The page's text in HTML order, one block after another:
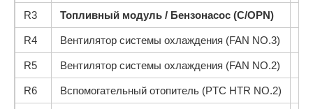
R3 Топливный модуль / Бензонасос (C/OPN)
R4 Вентилятор системы охлаждения (FAN NO.3)
R5 Вентилятор системы охлаждения (FAN NO.2)
R6 Вспомогательный отопитель (PTC HTR NO.2)